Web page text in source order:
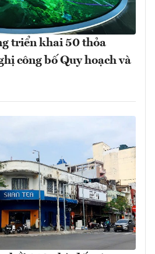
triển khai 50 thỏa
công bố Quy hoạch và